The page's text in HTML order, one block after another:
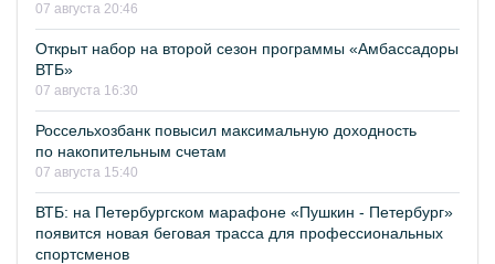
07 августа 20:46
Открыт набор на второй сезон программы «Амбассадоры
ВТБ»
07 августа 16:30
Россельхозбанк повысил максимальную доходность
по накопительным счетам
07 августа 15:40
ВТБ: на Петербургском марафоне «Пушкин - Петербург»
появится новая беговая трасса для профессиональных
спортсменов